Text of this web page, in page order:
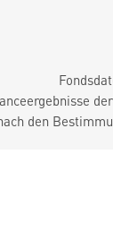
den